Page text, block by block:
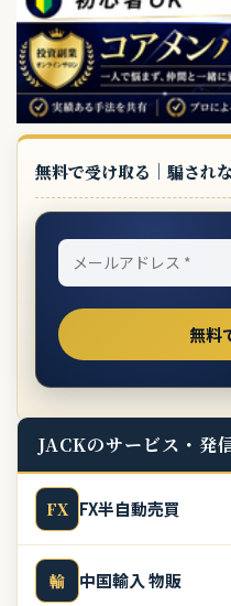
無料で受け取る｜騙され
JACKのサービス・発
FX FX半自動売買
輸 中国輸入 物販